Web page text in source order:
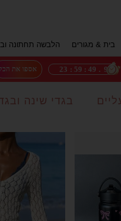
בית & מגורים הלבשה תחתונה
23 : 59 : 47 . 3 אספו את
בגדי שינה